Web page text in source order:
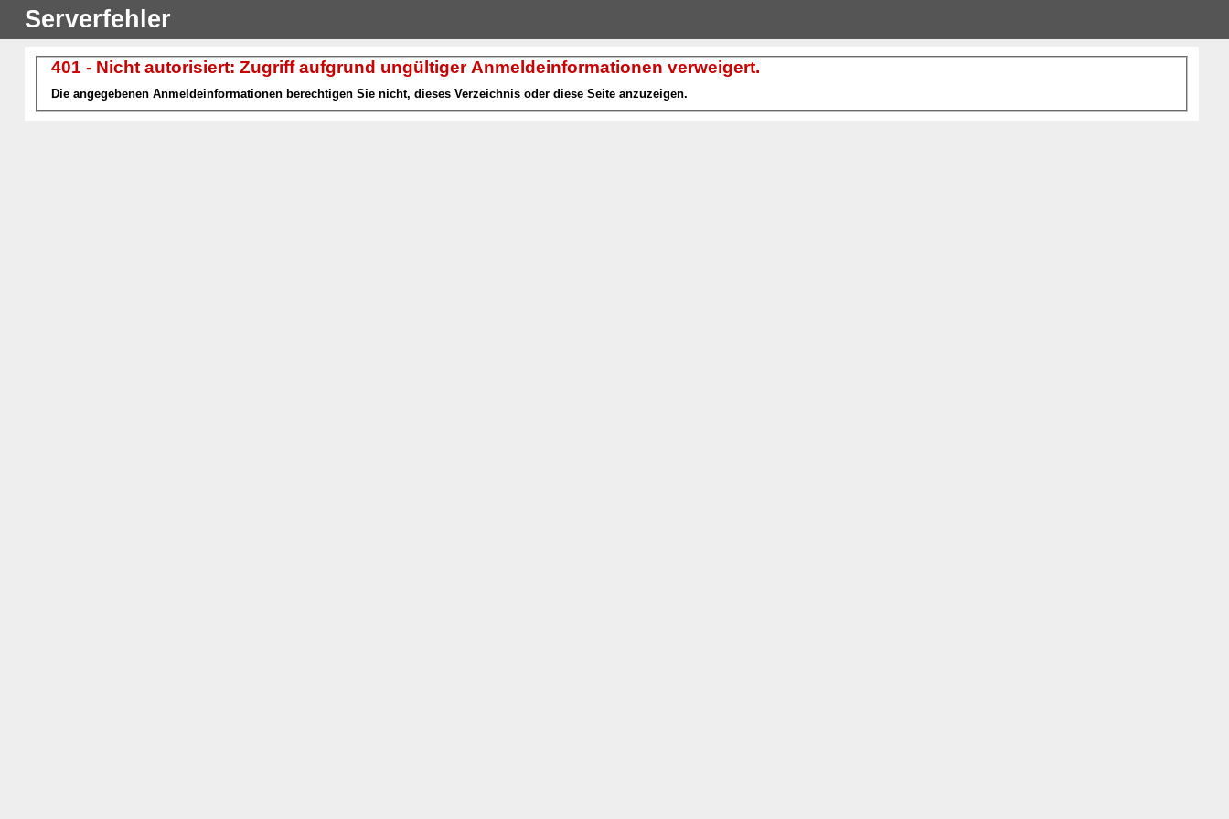
Serverfehler
401 - Nicht autorisiert: Zugriff aufgrund ungültiger Anmeldeinformationen verweigert.
Die angegebenen Anmeldeinformationen berechtigen Sie nicht, dieses Verzeichnis oder diese Seite anzuzeigen.